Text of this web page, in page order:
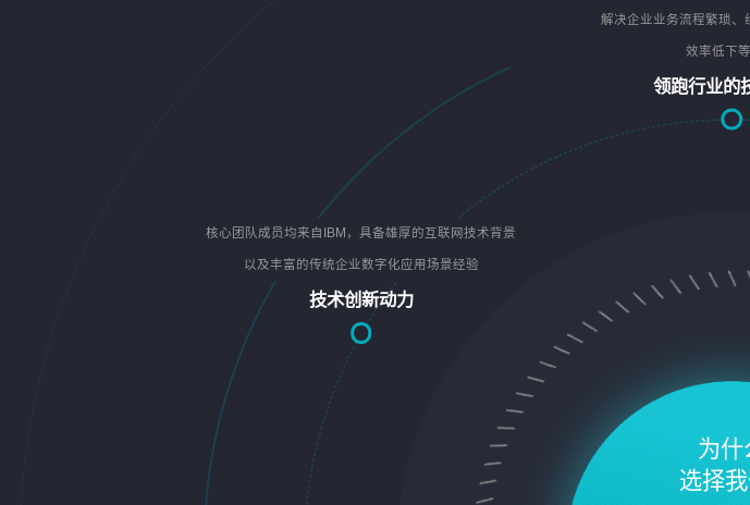
为什
选择
核心团队成员均来自IBM，具备雄厚的互联网技术背景
以及丰富的传统企业数字化应用场景经验
技术创新动力
解决企业业务流程繁琐、
效率低下
领跑行业的